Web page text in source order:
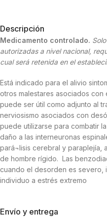
Descripción
Medicamento controlado.
autorizadas a nivel nacional,
cual será retenida en el
Está indicado para el alivio
otros malestares asociados con
puede ser útil como adjunto al
nerviosismo asociados con
puede utilizarse para combatir
daño a las interneuronas
pará¬lisis cerebral y paraplejía,
de hombre rígido. Las
cuando el desorden es severo,
individuo a estrés extremo
Envío y entrega